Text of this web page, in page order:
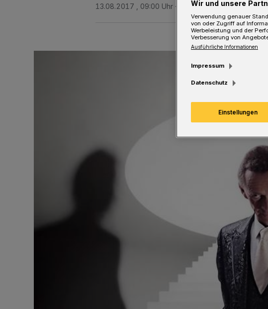
13.08.2017 , 09:00 Uhr Eine Minute Lesezeit
Wir und unsere
Verwendung genauer
von oder Zugriff auf
Werbeleistung und der
Verbesserung von
Ausführliche Informationen
Impressum
Datenschutz
Einstellungen